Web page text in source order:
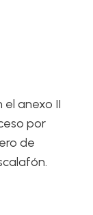
anexo II
por
de